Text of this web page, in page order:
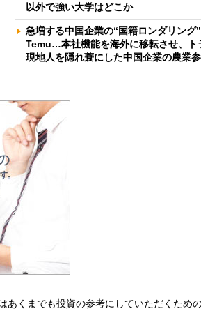
以外で強い大学はどこか
急増する中国企業の“国籍ロンダリン
Temu…本社機能を海外に移転させ、
現地人を隠れ蓑にした中国企業の農業
あくまでも投資の参考にしていただくため